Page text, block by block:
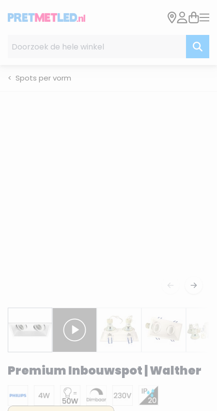
Spots per vorm
Premium Inbouwspot | Walther